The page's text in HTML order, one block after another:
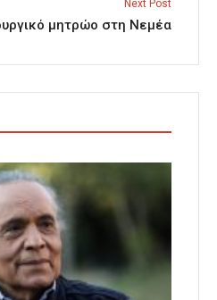
Next Post
μητρώο στη Νεμέα